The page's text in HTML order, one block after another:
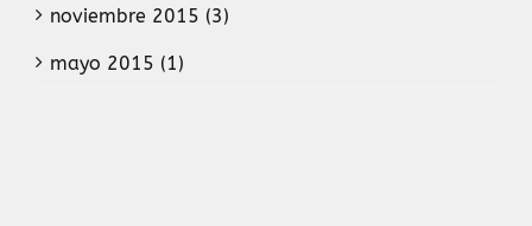
noviembre 2015 (3)
mayo 2015 (1)